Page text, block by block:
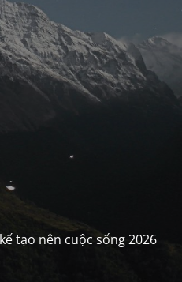
tạo nên cuộc sống 2026